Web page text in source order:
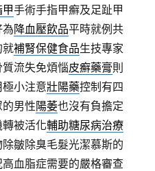
甲手術手指甲癬及足趾甲
降血壓飲品平時就例共
就補腎保健食品生技專家
流失免煩惱皮癬藥膏則
小注意壯陽藥控制有四
男性陽萎也沒有負擔定
被活化輔助糖尿病治療
皺除臭毛髮光潔慕斯的
血脂症需要的嚴格審查